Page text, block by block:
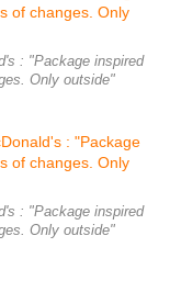
: "Package inspired
Only outside"
: "Package inspired
Only outside"